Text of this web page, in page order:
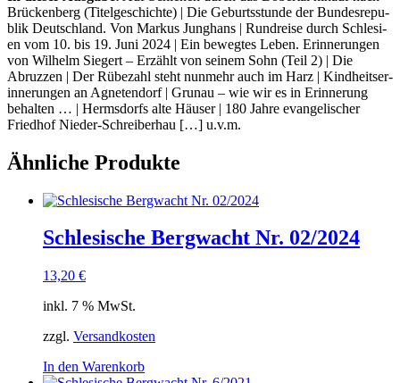
Brü­cken­berg (Titel­ge­schich­te) | Die Geburts­stun­de der Bun­des­re­pu­
blik Deutsch­land. Von Mar­kus Jung­hans | Rund­rei­se durch Schle­si­
en vom 10. bis 19. Juni 2024 | Ein beweg­tes Leben. Erin­ne­run­gen
von Wil­helm Sie­gert – Erzählt von sei­nem Sohn (Teil 2) | Die
Abruz­zen | Der Rübe­zahl steht nun­mehr auch im Harz | Kind­heits­er­
in­ne­run­gen an Agne­ten­dorf | Gru­n­au – wie wir es in Erin­ne­rung
behal­ten … | Herms­dorfs alte Häu­ser | 180 Jah­re evan­ge­li­scher
Fried­hof Nie­der-Schrei­ber­hau […] u.v.m.
Ähnliche Produkte
Schlesische Bergwacht Nr. 02/2024
13,20 €
inkl. 7 % MwSt.
zzgl. Versandkosten
In den Warenkorb